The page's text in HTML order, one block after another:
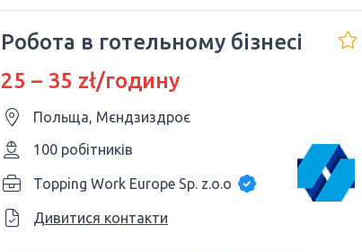
Робота в готельному бізнесі
25 – 35 zł/годину
Польща, Мєндзиздроє
100 робітників
Topping Work Europe Sp. z.o.o
Дивитися контакти